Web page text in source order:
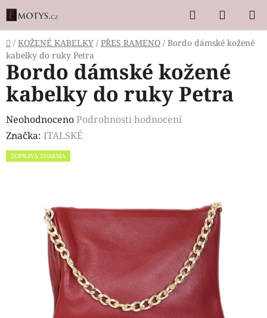
Přejít
na
obsah
Hledat
KOŠÍK
Domů
/ KOŽENÉ KABELKY / PŘES RAMENO / Bordo dámské kožené
kabelky do ruky Petra
Bordo dámské kožené
kabelky do ruky Petra
Průměrné
hodnocení
produktu
hvězdiček.
NeohodnocenoPodrobnosti hodnocení
Značka: ITALSKÉ
DOPRAVA ZDARMA